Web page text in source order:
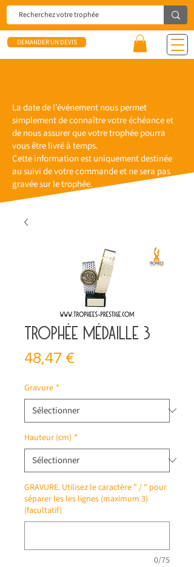
DEMANDER UN DEVIS
La date de l’événement nous permet
simplement de connaître votre échéance et
de nous assurer que votre trophée pourra
vous être livré à temps.
Cette information est uniquement destinée
au suivi de votre commande et ne sera pas
gravée sur le trophée.
Trophée médaille 3
48,47 €
Gravure *
Hauteur (cm) *
GRAVURE. Utilisez le caractère " / " pour
séparer les les lignes (maximum 3)
(facultatif)
0/75